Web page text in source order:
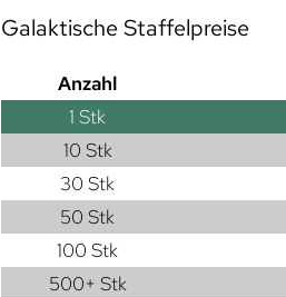
Galaktische Staffelpreise
Anzahl
1 Stk
10 Stk
30 Stk
50 Stk
100 Stk
500+ Stk